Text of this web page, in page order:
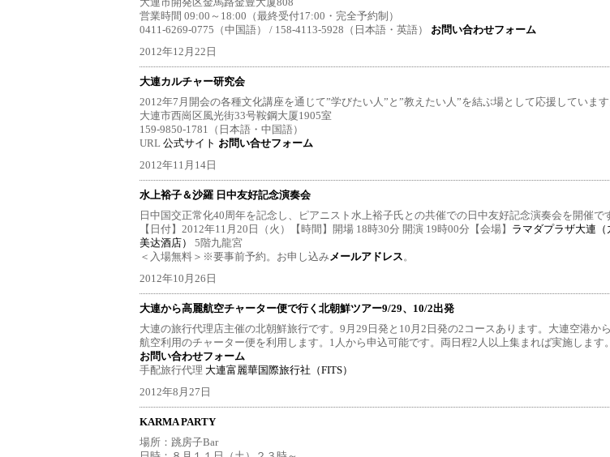
大連市開発区金馬路金豊大厦808
営業時間 09:00～18:00（最終受付17:00・完全予約制）
0411-6269-0775（中国語） / 158-4113-5928（日本語・英語） お問い合わせフォーム
2012年12月22日
大連カルチャー研究会
2012年7月開会の各種文化講座を通じて”学びたい人”と”教えたい人”を結ぶ場として応援しています
大連市西崗区風光街33号鞍鋼大厦1905室
159-9850-1781（日本語・中国語）
URL 公式サイト お問い合せフォーム
2012年11月14日
水上裕子＆沙羅 日中友好記念演奏会
日中国交正常化40周年を記念し、ピアニスト水上裕子氏との共催での日中友好記念演奏会を開催で
【日付】2012年11月20日（火）【時間】開場 18時30分 開演 19時00分【会場】 ラマダプラザ大連（
美达酒店）
5階九龍宮
＜入場無料＞※要事前予約。お申し込みメールアドレス。
2012年10月26日
大連から高麗航空チャーター便で行く北朝鮮ツアー9/29、10/2出発
大連の旅行代理店主催の北朝鮮旅行です。9月29日発と10月2日発の2コースあります。大連空港か
航空利用のチャーター便を利用します。1人から申込可能です。両日程2人以上集まれば実施します。
お問い合わせフォーム
手配旅行代理 大連富麗華国際旅行社（FITS）
2012年8月27日
KARMA PARTY
場所：跳房子Bar